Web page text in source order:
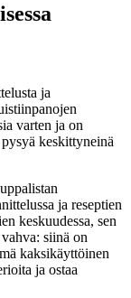
ja
varten ja on
keskittyneinä
ja reseptien
keskuudessa, sen
siinä on
kaksikäyttöinen
ja ostaa